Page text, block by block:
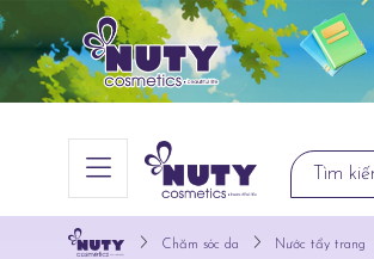
Chăm sóc da Nước tẩy trang